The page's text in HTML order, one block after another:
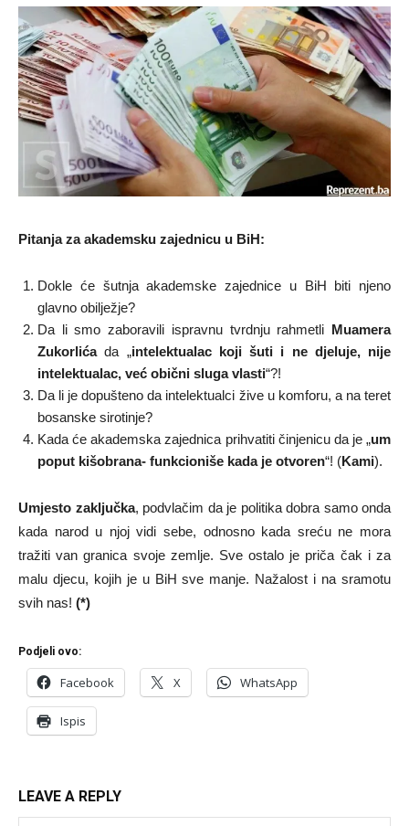
Pitanja za akademsku zajednicu u BiH:
Dokle će šutnja akademske zajednice u BiH biti njeno
glavno obilježje?
Da li smo zaboravili ispravnu tvrdnju rahmetli Muamera
Zukorlićada „intelektualac koji šuti i ne djeluje, nije
intelektualac, već obični sluga vlasti“?!
Da li je dopušteno da intelektualci žive u komforu, a na teret
bosanske sirotinje?
Kada će akademska zajednica prihvatiti činjenicu da je „um
poput kišobrana- funkcioniše kada je otvoren“! (Kami).
Umjesto zaključka, podvlačim da je politika dobra samo onda
kada narod u njoj vidi sebe, odnosno kada sreću ne mora
tražiti van granica svoje zemlje. Sve ostalo je priča čak i za
malu djecu, kojih je u BiH sve manje. Nažalost i na sramotu
svih nas! (*)
Podjeli ovo:
Facebook X WhatsApp
Ispis
LEAVE A REPLY